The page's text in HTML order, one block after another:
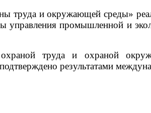
труда и окружающей среды»
управления промышленной и
труда и охраной
результатами